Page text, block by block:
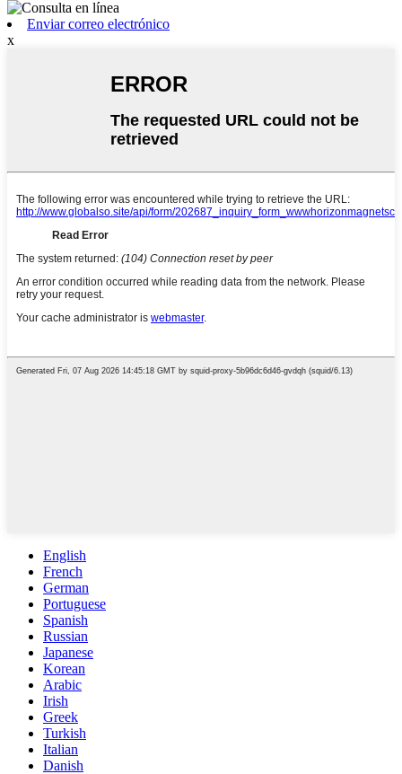
Enviar correo electrónico
x
English
French
German
Portuguese
Spanish
Russian
Japanese
Korean
Arabic
Irish
Greek
Turkish
Italian
Danish